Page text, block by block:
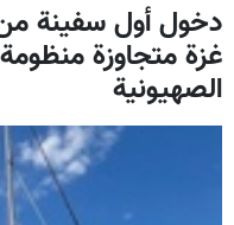
دخول أول سفينة
غزة متجاوزة
الصهيونية